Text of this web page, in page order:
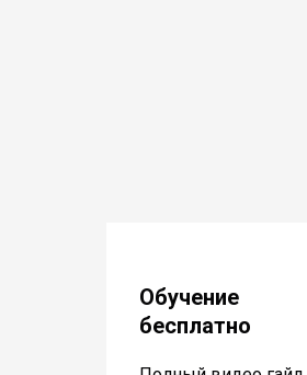
Обучение
бесплатно